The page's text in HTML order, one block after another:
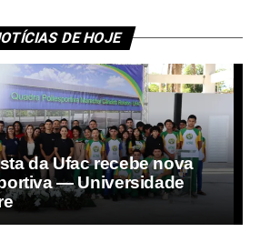
DE HOJE
da Ufac recebe nova
— Universidade